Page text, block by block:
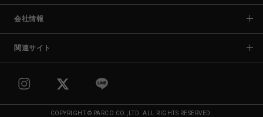
会社情報
関連サイト
COPYRIGHT © PARCO CO.,LTD. ALL RIGHTS RESERVED.